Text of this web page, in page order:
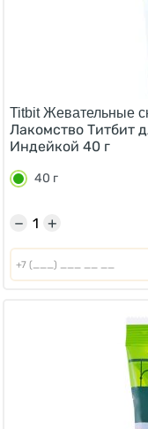
Titbit Жевательные
Лакомство Титбит
Индейкой 40 г
40 г
+
−